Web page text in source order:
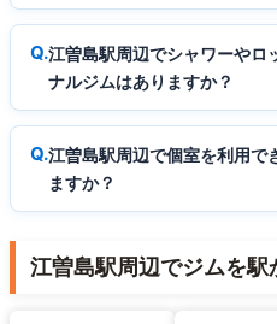
江曽島駅周辺でシャワーやロ
ナルジムはありますか？
江曽島駅周辺で個室を利用で
ますか？
江曽島駅周辺でジムを駅